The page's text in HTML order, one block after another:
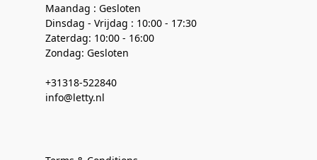
Maandag : Gesloten
Dinsdag - Vrijdag : 10:00 - 17:30
Zaterdag: 10:00 - 16:00
Zondag: Gesloten
+31318-522840
info@letty.nl